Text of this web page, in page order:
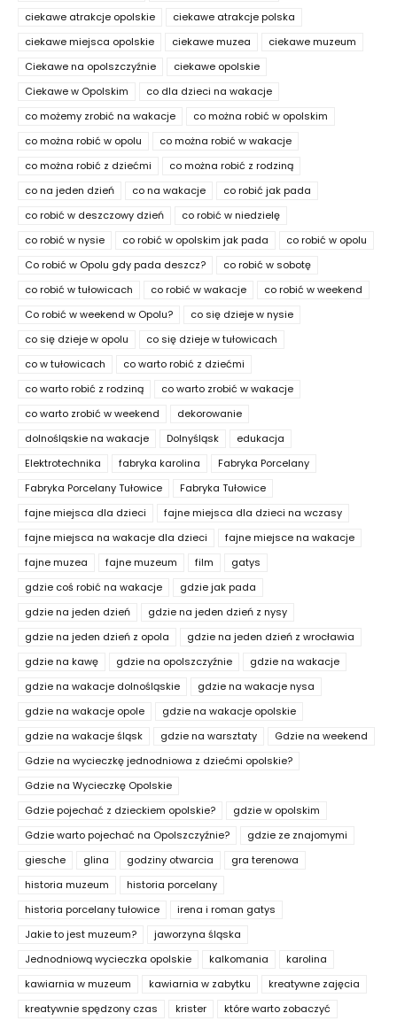
ciekawe atrakcje opolskie
ciekawe atrakcje polska
ciekawe miejsca opolskie
ciekawe muzea
ciekawe muzeum
Ciekawe na opolszczyźnie
ciekawe opolskie
Ciekawe w Opolskim
co dla dzieci na wakacje
co możemy zrobić na wakacje
co można robić w opolskim
co można robić w opolu
co można robić w wakacje
co można robić z dziećmi
co można robić z rodziną
co na jeden dzień
co na wakacje
co robić jak pada
co robić w deszczowy dzień
co robić w niedzielę
co robić w nysie
co robić w opolskim jak pada
co robić w opolu
Co robić w Opolu gdy pada deszcz?
co robić w sobotę
co robić w tułowicach
co robić w wakacje
co robić w weekend
Co robić w weekend w Opolu?
co się dzieje w nysie
co się dzieje w opolu
co się dzieje w tułowicach
co w tułowicach
co warto robić z dziećmi
co warto robić z rodziną
co warto zrobić w wakacje
co warto zrobić w weekend
dekorowanie
dolnośląskie na wakacje
Dolnyśląsk
edukacja
Elektrotechnika
fabryka karolina
Fabryka Porcelany
Fabryka Porcelany Tułowice
Fabryka Tułowice
fajne miejsca dla dzieci
fajne miejsca dla dzieci na wczasy
fajne miejsca na wakacje dla dzieci
fajne miejsce na wakacje
fajne muzea
fajne muzeum film
gatys
gdzie coś robić na wakacje
gdzie jak pada
gdzie na jeden dzień
gdzie na jeden dzień z nysy
gdzie na jeden dzień z opola
gdzie na jeden dzień z wrocławia
gdzie na kawę
gdzie na opolszczyźnie
gdzie na wakacje
gdzie na wakacje dolnośląskie
gdzie na wakacje nysa
gdzie na wakacje opole
gdzie na wakacje opolskie
gdzie na wakacje śląsk
gdzie na warsztaty
Gdzie na weekend
Gdzie na wycieczkę jednodniowa z dziećmi opolskie?
Gdzie na Wycieczkę Opolskie
Gdzie pojechać z dzieckiem opolskie?
gdzie w opolskim
Gdzie warto pojechać na Opolszczyźnie?
gdzie ze znajomymi
giesche
glina godziny otwarcia
gra terenowa
historia muzeum
historia porcelany
historia porcelany tułowice
irena i roman gatys
Jakie to jest muzeum?
jaworzyna śląska
Jednodniową wycieczka opolskie
kalkomania
karolina
kawiarnia w muzeum
kawiarnia w zabytku
kreatywne zajęcia
kreatywnie spędzony czas
krister które warto zobaczyć